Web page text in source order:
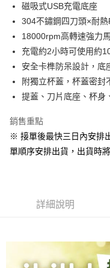
用戶於交易時，得透過本服務
買賣價金債權讓與本公司後
2.基於同意付款使用「大哥
資料（包含姓名、電話或地址
由本公司與您本人進行分期
磁吸式USB充電底座
304不鏽鋼四刀頭×耐熱
18000rpm高轉速強力
充電約2小時可使用約
安全卡榫防呆設計，底
附獨立杯蓋，杯蓋密封
提蓋、刀片底座、杯身
銷售重點
※ 接單後最快三日內安排
單順序安排出貨，出貨時
詳細說明